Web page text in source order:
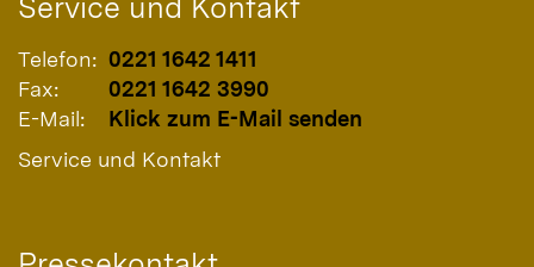
Service und Kontakt
Telefon: 0221 1642 1411
Fax:
0221 1642 3990
E-Mail:
Klick zum E-Mail senden
Service und Kontakt